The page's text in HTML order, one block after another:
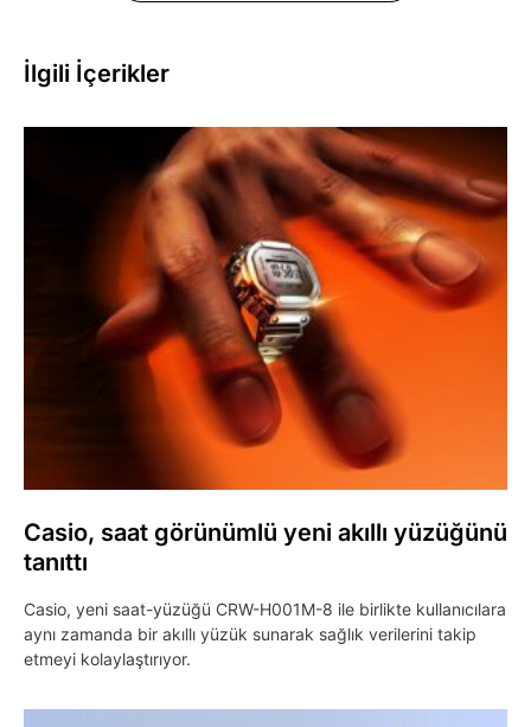
İlgili İçerikler
Casio, saat görünümlü yeni akıllı yüzüğünü
tanıttı
Casio, yeni saat-yüzüğü CRW-H001M-8 ile birlikte kullanıcılara
aynı zamanda bir akıllı yüzük sunarak sağlık verilerini takip
etmeyi kolaylaştırıyor.